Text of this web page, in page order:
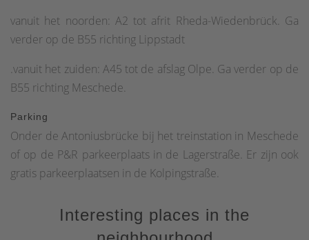
vanuit het noorden: A2 tot afrit Rheda-Wiedenbrück. Ga
verder op de B55 richting Lippstadt
.vanuit het zuiden: A45 tot de afslag Olpe. Ga verder op de
B55 richting Meschede.
Parking
Onder de Antoniusbrücke bij het treinstation in Meschede
of op de P&R parkeerplaats in de Lagerstraße. Er zijn ook
gratis parkeerplaatsen in de Kolpingstraße.
Interesting places in the